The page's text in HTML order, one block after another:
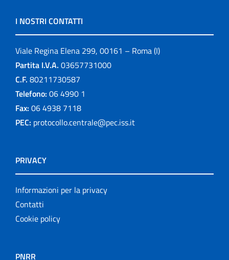
I NOSTRI CONTATTI
Viale Regina Elena 299, 00161 – Roma (I)
Partita I.V.A. 03657731000
C.F. 80211730587
Telefono: 06 4990 1
Fax: 06 4938 7118
PEC: protocollo.centrale@pec.iss.it
PRIVACY
Informazioni per la privacy
Contatti
Cookie policy
PNRR